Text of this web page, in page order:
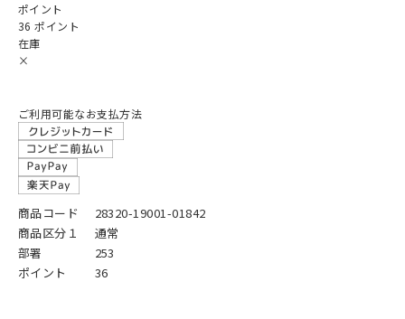
ポイント
36 ポイント
在庫
×
ご利用可能なお支払方法
商品コード
28320-19001-01842
商品区分１
通常
部署
253
ポイント
36